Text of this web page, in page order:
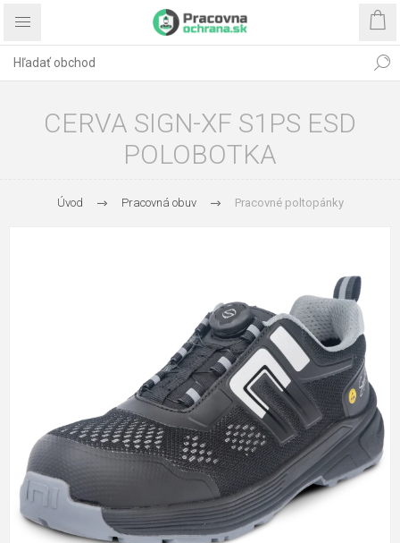
CERVA SIGN-XF S1PS ESD
POLOBOTKA
Úvod Pracovná obuv Pracovné poltopánky